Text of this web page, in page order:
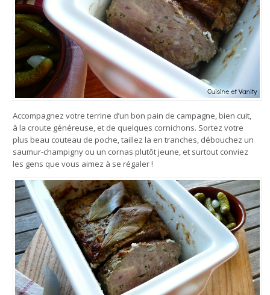
Accompagnez votre terrine d’un bon pain de campagne, bien cuit,
à la croute généreuse, et de quelques cornichons. Sortez votre
plus beau couteau de poche, taillez la en tranches, débouchez un
saumur-champigny ou un cornas plutôt jeune, et surtout conviez
les gens que vous aimez à se régaler !